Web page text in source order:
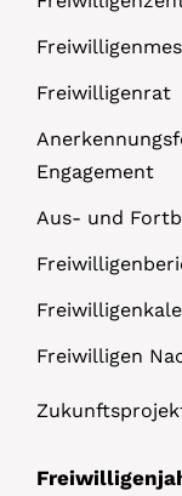
Freiwilligenrat
Engagement
Aus- und
Freiwilligen